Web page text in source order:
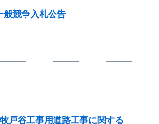
競争入札公告
戸谷工事用道路工事に関する